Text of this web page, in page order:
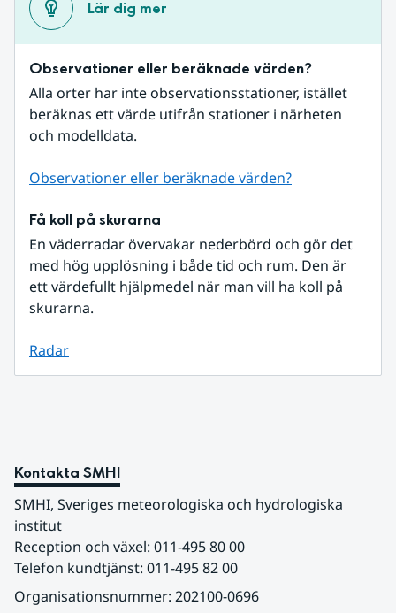
Lär dig mer
Observationer eller beräknade värden?
Alla orter har inte observationsstationer, istället
beräknas ett värde utifrån stationer i närheten
och modelldata.
Observationer eller beräknade värden?
Få koll på skurarna
En väderradar övervakar nederbörd och gör det
med hög upplösning i både tid och rum. Den är
ett värdefullt hjälpmedel när man vill ha koll på
skurarna.
Radar
Kontakta SMHI
SMHI, Sveriges meteorologiska och hydrologiska
institut
Reception och växel: 011-495 80 00
Telefon kundtjänst: 011-495 82 00
Organisationsnummer: 202100-0696